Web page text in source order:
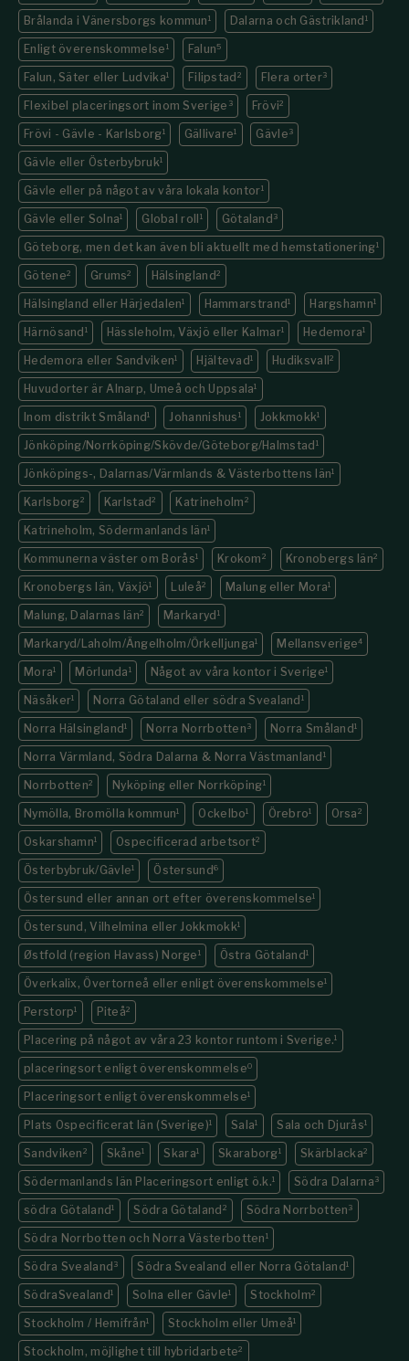
Brålanda i Vänersborgs kommun 1 Dalarna och Gästrikland 1
Enligt överenskommelse 1 Falun5
Falun, Säter eller Ludvika1 Filipstad 2 Flera orter3
Flexibel placeringsort inom Sverige 3 Frövi2
Frövi - Gävle - Karlsborg1 Gällivare1 Gävle 3
Gävle eller Österbybruk1
Gävle eller på något av våra lokala kontor1
Gävle eller Solna1 Global roll 1 Götaland 3
Göteborg, men det kan även bli aktuellt med hemstationering1
Götene2 Grums2 Hälsingland 2
Hälsingland eller Härjedalen1 Hammarstrand1 Hargshamn1
Härnösand 1 Hässleholm, Växjö eller Kalmar1 Hedemora1
Hedemora eller Sandviken1 Hjältevad1 Hudiksvall2
Huvudorter är Alnarp, Umeå och Uppsala1
Inom distrikt Småland1 Johannishus 1 Jokkmokk1
Jönköping/Norrköping/Skövde/Göteborg/Halmstad 1
Jönköpings-, Dalarnas/Värmlands & Västerbottens län1
Karlsborg2 Karlstad2 Katrineholm 2
Katrineholm, Södermanlands län1
Kommunerna väster om Borås1 Krokom 2 Kronobergs län2
Kronobergs län, Växjö1 Luleå2 Malung eller Mora1
Malung, Dalarnas län2 Markaryd 1
Markaryd/Laholm/Ängelholm/Örkelljunga1 Mellansverige4
Mora1 Mörlunda 1 Något av våra kontor i Sverige1
Näsåker1 Norra Götaland eller södra Svealand 1
Norra Hälsingland1 Norra Norrbotten 3 Norra Småland1
Norra Värmland, Södra Dalarna & Norra Västmanland 1
Norrbotten2 Nyköping eller Norrköping1
Nymölla, Bromölla kommun1 Ockelbo1 Örebro1 Orsa 2
Oskarshamn1 Ospecificerad arbetsort2
Österbybruk/Gävle1 Östersund 6
Östersund eller annan ort efter överenskommelse1
Östersund, Vilhelmina eller Jokkmokk1
Østfold (region Havass) Norge 1 Östra Götaland1
Överkalix, Övertorneå eller enligt överenskommelse1
Perstorp1 Piteå2
Placering på något av våra 23 kontor runtom i Sverige.1
placeringsort enligt överenskommelse0
Placeringsort enligt överenskommelse1
Plats Ospecificerat län (Sverige)1 Sala1 Sala och Djurås1
Sandviken 2 Skåne1 Skara1 Skaraborg1 Skärblacka2
Södermanlands län Placeringsort enligt ö.k.1 Södra Dalarna 3
södra Götaland1 Södra Götaland 2 Södra Norrbotten 3
Södra Norrbotten och Norra Västerbotten 1
Södra Svealand 3 Södra Svealand eller Norra Götaland 1
SödraSvealand 1 Solna eller Gävle1 Stockholm2
Stockholm / Hemifrån1 Stockholm eller Umeå1
Stockholm, möjlighet till hybridarbete2